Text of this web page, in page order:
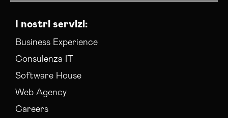
I nostri servizi:
Business Experience
Consulenza IT
Software House
Web Agency
Careers